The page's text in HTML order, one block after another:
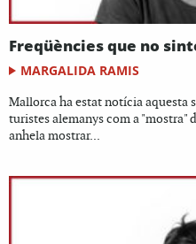
Freqüències que no
MARGALIDA RAMIS
Mallorca ha estat notícia aquesta
turistes alemanys com a "mostra"
anhela mostrar...